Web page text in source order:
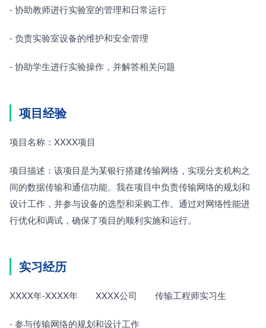
- 协助教师进行实验室的管理和日常运行
- 负责实验室设备的维护和安全管理
- 协助学生进行实验操作，并解答相关问题
项目经验
项目名称：XXXX项目
项目描述：该项目是为某银行搭建传输网络，实现分支机构之
间的数据传输和通信功能。我在项目中负责传输网络的规划和
设计工作，并参与设备的选型和采购工作。通过对网络性能进
行优化和调试，确保了项目的顺利实施和运行。
实习经历
XXXX年-XXXX年　　XXXX公司　　传输工程师实习生
- 参与传输网络的规划和设计工作